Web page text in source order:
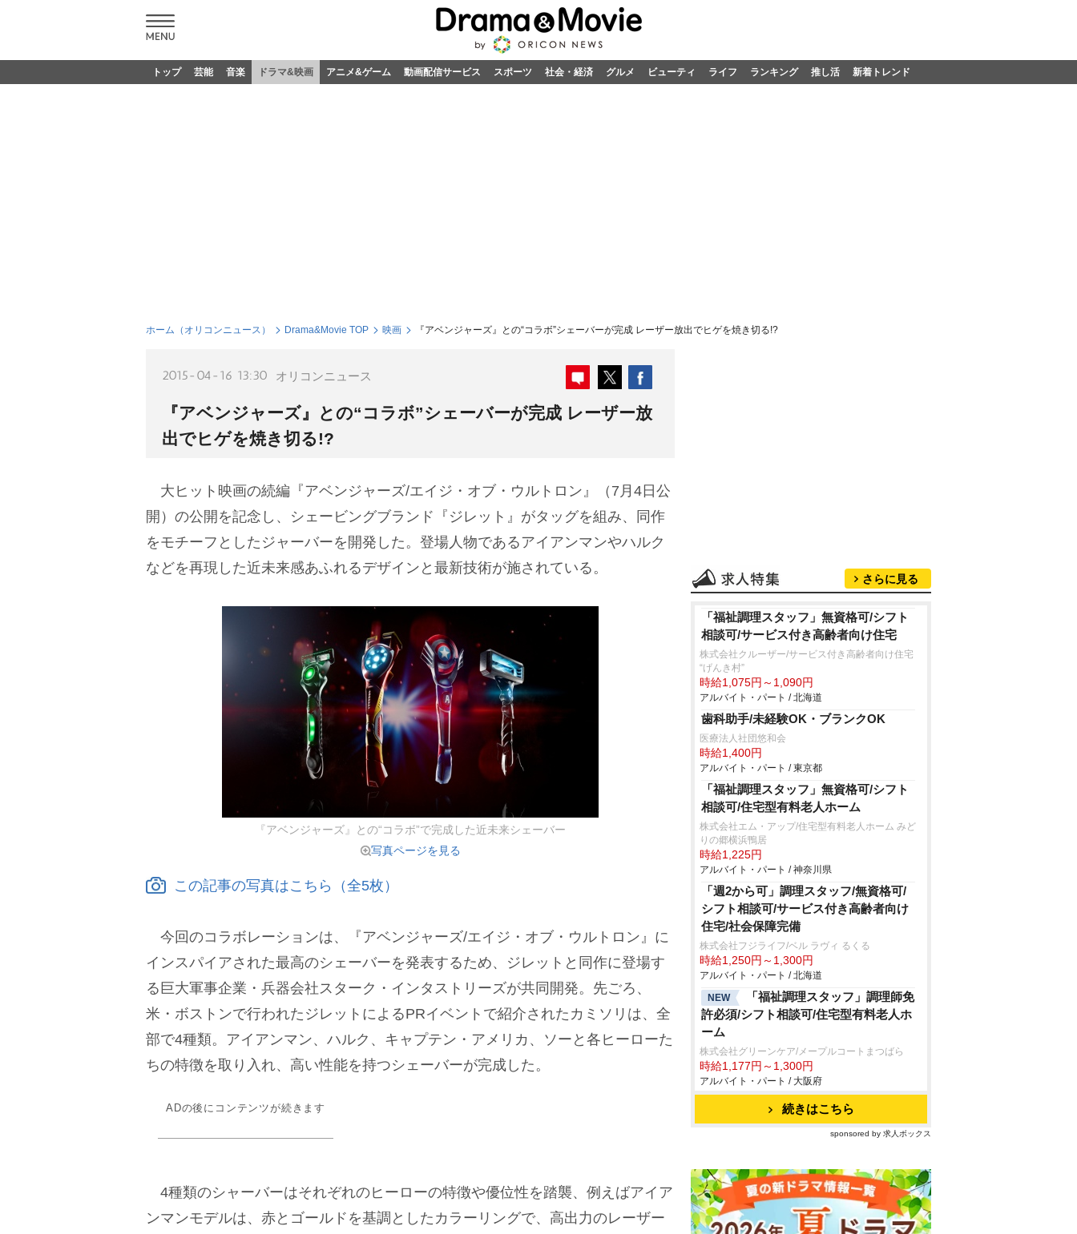
トップ 芸能 音楽 ドラマ&映画 アニメ&ゲーム 動画配信サービス スポーツ 社会・経済 グルメ ビューティ ライフ ランキング 推し活 新着トレンド
ホーム（オリコンニュース） Drama&Movie TOP 映画 『アベンジャーズ』との“コラボ”シェーバーが完成 レーザー放出でヒゲを焼き切る!?
2015-04-16 13:30 オリコンニュース
『アベンジャーズ』との“コラボ”シェーバーが完成 レーザー放
出でヒゲを焼き切る!?
大ヒット映画の続編『アベンジャーズ/エイジ・オブ・ウルトロン』（7月4日公
開）の公開を記念し、シェービングブランド『ジレット』がタッグを組み、同作
をモチーフとしたジャーバーを開発した。登場人物であるアイアンマンやハルク
などを再現した近未来感あふれるデザインと最新技術が施されている。
『アベンジャーズ』との“コラボ”で完成した近未来シェーバー
写真ページを見る
この記事の写真はこちら（全5枚）
今回のコラボレーションは、『アベンジャーズ/エイジ・オブ・ウルトロン』に
インスパイアされた最高のシェーバーを発表するため、ジレットと同作に登場す
る巨大軍事企業・兵器会社スターク・インタストリーズが共同開発。先ごろ、
米・ボストンで行われたジレットによるPRイベントで紹介されたカミソリは、全
部で4種類。アイアンマン、ハルク、キャプテン・アメリカ、ソーと各ヒーローた
ちの特徴を取り入れ、高い性能を持つシェーバーが完成した。
ADの後にコンテンツが続きます
4種類のシャーバーはそれぞれのヒーローの特徴や優位性を踏襲、例えばアイア
ンマンモデルは、赤とゴールドを基調としたカラーリングで、高出力のレーザー
さらに見る
「福祉調理スタッフ」無資格可/シフト
相談可/サービス付き高齢者向け住宅
株式会社クルーザー/サービス付き高齢者向け住宅
“げんき村”
時給1,075円～1,090円
アルバイト・パート / 北海道
歯科助手/未経験OK・ブランクOK
医療法人社団悠和会
時給1,400円
アルバイト・パート / 東京都
「福祉調理スタッフ」無資格可/シフト
相談可/住宅型有料老人ホーム
株式会社エム・アップ/住宅型有料老人ホーム みど
りの郷横浜鴨居
時給1,225円
アルバイト・パート / 神奈川県
「週2から可」調理スタッフ/無資格可/
シフト相談可/サービス付き高齢者向け
住宅/社会保障完備
株式会社フジライフ/ベル ラヴィ るくる
時給1,250円～1,300円
アルバイト・パート / 北海道
NEW
「福祉調理スタッフ」調理師免
許必須/シフト相談可/住宅型有料老人ホ
ーム
株式会社グリーンケア/メープルコートまつばら
時給1,177円～1,300円
アルバイト・パート / 大阪府
続きはこちら
sponsored by 求人ボックス